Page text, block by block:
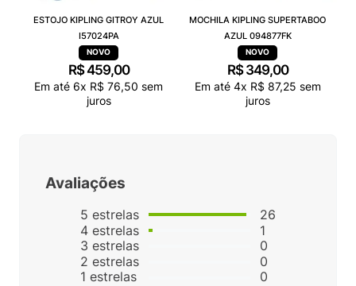
ESTOJO KIPLING GITROY AZUL
I57024PA
R$459,00
Em até 6x R$ 76,50 sem
juros
MOCHILA KIPLING SUPERTABOO
AZUL 094877FK
R$ 349,00
Em até 4x R$ 87,25 sem
juros
Avaliações
5 estrelas
4 estrelas
3 estrelas
2 estrelas
1 estrelas
26
1
0
0
0